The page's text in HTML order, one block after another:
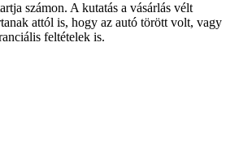
számon. A kutatás a vásárlás vélt
attól is, hogy az autó törött volt, vagy
feltételek is.